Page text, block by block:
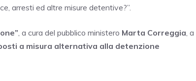
arresti ed altre misure detentive?”.
, a cura del pubblico ministero Marta Correggia, a
a misura alternativa alla detenzione